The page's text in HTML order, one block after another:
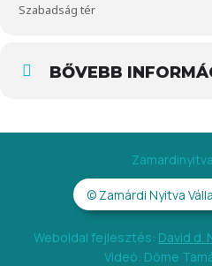
Szabadság tér
BŐVEBB
© Zamárdi Nyitva
Weboldal fejlesztés: David d.
Videó: Döme